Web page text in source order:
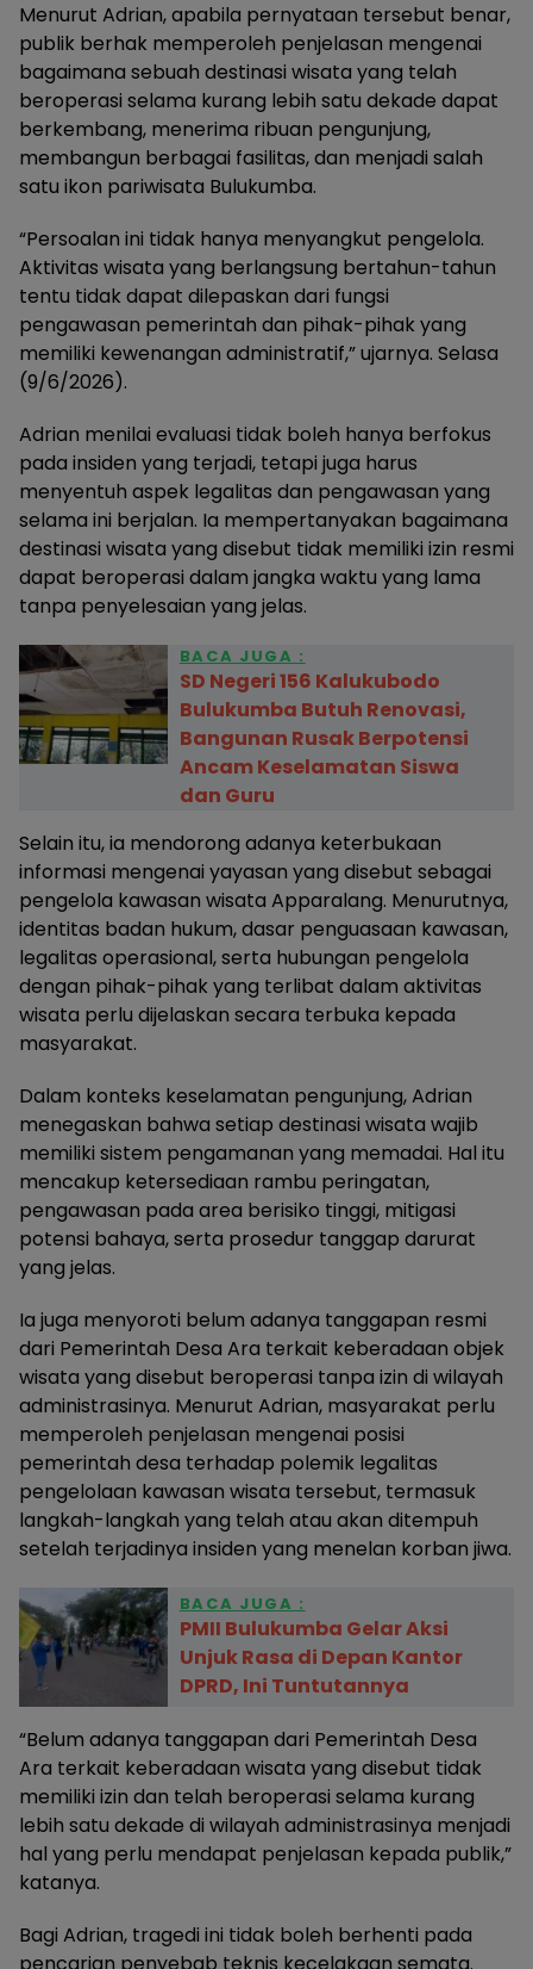
Menurut Adrian, apabila pernyataan tersebut benar,
publik berhak memperoleh penjelasan mengenai
bagaimana sebuah destinasi wisata yang telah
beroperasi selama kurang lebih satu dekade dapat
berkembang, menerima ribuan pengunjung,
membangun berbagai fasilitas, dan menjadi salah
satu ikon pariwisata Bulukumba.
“Persoalan ini tidak hanya menyangkut pengelola.
Aktivitas wisata yang berlangsung bertahun-tahun
tentu tidak dapat dilepaskan dari fungsi
pengawasan pemerintah dan pihak-pihak yang
memiliki kewenangan administratif,” ujarnya. Selasa
(9/6/2026).
Adrian menilai evaluasi tidak boleh hanya berfokus
pada insiden yang terjadi, tetapi juga harus
menyentuh aspek legalitas dan pengawasan yang
selama ini berjalan. Ia mempertanyakan bagaimana
destinasi wisata yang disebut tidak memiliki izin resmi
dapat beroperasi dalam jangka waktu yang lama
tanpa penyelesaian yang jelas.
BACA JUGA :
SD Negeri 156 Kalukubodo
Bulukumba Butuh Renovasi,
Bangunan Rusak Berpotensi
Ancam Keselamatan Siswa
dan Guru
Selain itu, ia mendorong adanya keterbukaan
informasi mengenai yayasan yang disebut sebagai
pengelola kawasan wisata Apparalang. Menurutnya,
identitas badan hukum, dasar penguasaan kawasan,
legalitas operasional, serta hubungan pengelola
dengan pihak-pihak yang terlibat dalam aktivitas
wisata perlu dijelaskan secara terbuka kepada
masyarakat.
Dalam konteks keselamatan pengunjung, Adrian
menegaskan bahwa setiap destinasi wisata wajib
memiliki sistem pengamanan yang memadai. Hal itu
mencakup ketersediaan rambu peringatan,
pengawasan pada area berisiko tinggi, mitigasi
potensi bahaya, serta prosedur tanggap darurat
yang jelas.
Ia juga menyoroti belum adanya tanggapan resmi
dari Pemerintah Desa Ara terkait keberadaan objek
wisata yang disebut beroperasi tanpa izin di wilayah
administrasinya. Menurut Adrian, masyarakat perlu
memperoleh penjelasan mengenai posisi
pemerintah desa terhadap polemik legalitas
pengelolaan kawasan wisata tersebut, termasuk
langkah-langkah yang telah atau akan ditempuh
setelah terjadinya insiden yang menelan korban jiwa.
BACA JUGA :
PMII Bulukumba Gelar Aksi
Unjuk Rasa di Depan Kantor
DPRD, Ini Tuntutannya
“Belum adanya tanggapan dari Pemerintah Desa
Ara terkait keberadaan wisata yang disebut tidak
memiliki izin dan telah beroperasi selama kurang
lebih satu dekade di wilayah administrasinya menjadi
hal yang perlu mendapat penjelasan kepada publik,”
katanya.
Bagi Adrian, tragedi ini tidak boleh berhenti pada